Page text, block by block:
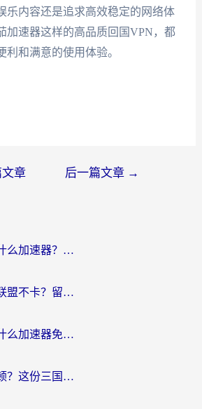
乐内容还是追求高效稳定的网络体
加速器这样的高品质回国VPN，都
和满意的使用体验。
章 后一篇文章 →
国外打魔渊之刃用什么加速器？2026海外玩家国服游戏加速全攻略（附闪耀暖暖&复苏的魔女避坑指南）
在美国怎么打英雄联盟不卡？留学生亲测的国服游戏加速全攻略
国外玩无尽冬日用什么加速器免费？海外党国服游戏加速避坑指南
海外玩三国杀总卡顿？这份三国杀游戏加速器指南帮你告别延迟烦恼